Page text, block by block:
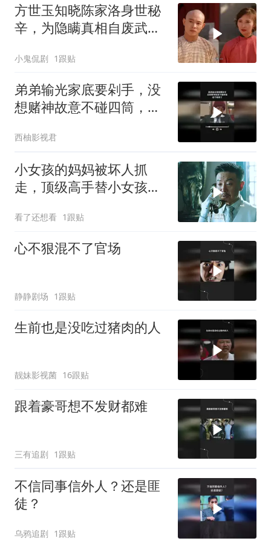
方世玉知晓陈家洛身世秘
辛，为隐瞒真相自废武
小鬼侃剧 1跟贴
弟弟输光家底要剁手，没
想赌神故意不碰四筒，老
西柚影视君
小女孩的妈妈被坏人抓
走，顶级高手替小女孩讨
看了还想看 1跟贴
心不狠混不了官场
静静剧场 1跟贴
生前也是没吃过猪肉的人
靓妹影视菌 16跟贴
跟着豪哥想不发财都难
三有追剧 1跟贴
不信同事信外人？还是匪
徒？
乌鸦追剧 1跟贴